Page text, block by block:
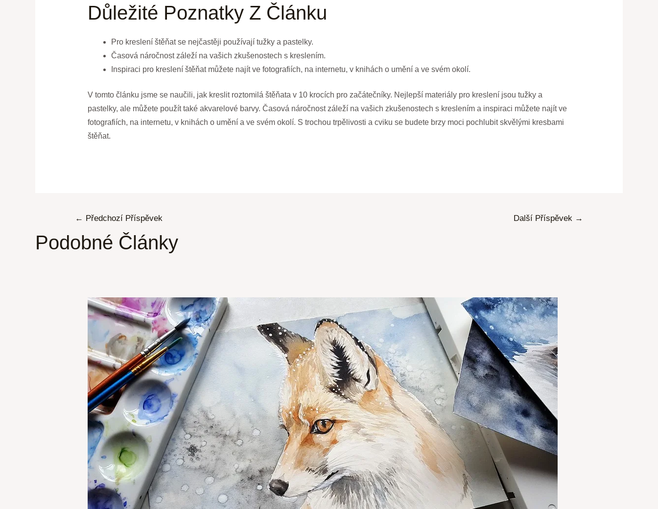
Důležité Poznatky Z Článku
Pro kreslení štěňat se nejčastěji používají tužky a pastelky.
Časová náročnost záleží na vašich zkušenostech s kreslením.
Inspiraci pro kreslení štěňat můžete najít ve fotografiích, na internetu, v knihách o umění a ve svém okolí.
V tomto článku jsme se naučili, jak kreslit roztomilá štěňata v 10 krocích pro začátečníky. Nejlepší materiály pro kreslení jsou tužky a
pastelky, ale můžete použít také akvarelové barvy. Časová náročnost záleží na vašich zkušenostech s kreslením a inspiraci můžete najít ve
fotografiích, na internetu, v knihách o umění a ve svém okolí. S trochou trpělivosti a cviku se budete brzy moci pochlubit skvělými kresbami
štěňat.
← Předchozí Příspěvek Další Příspěvek →
Podobné Články